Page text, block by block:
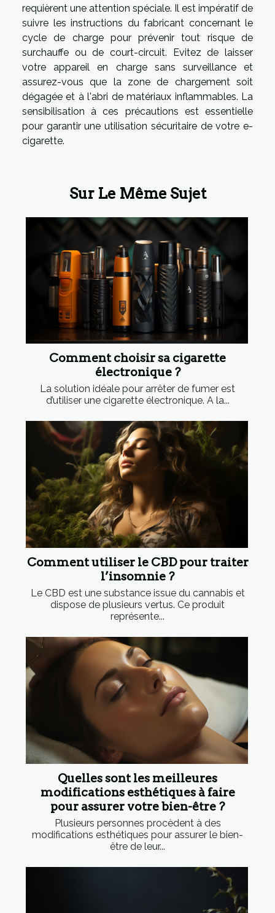
requièrent une attention spéciale. Il est impératif de
suivre les instructions du fabricant concernant le
cycle de charge pour prévenir tout risque de
surchauffe ou de court-circuit. Evitez de laisser
votre appareil en charge sans surveillance et
assurez-vous que la zone de chargement soit
dégagée et à l'abri de matériaux inflammables. La
sensibilisation à ces précautions est essentielle
pour garantir une utilisation sécuritaire de votre e-
cigarette.
Sur Le Même Sujet
Comment choisir sa cigarette
électronique ?
La solution idéale pour arrêter de fumer est
d’utiliser une cigarette électronique. A la...
Comment utiliser le CBD pour traiter
l’insomnie ?
Le CBD est une substance issue du cannabis et
dispose de plusieurs vertus. Ce produit
représente...
Quelles sont les meilleures
modifications esthétiques à faire
pour assurer votre bien-être ?
Plusieurs personnes procèdent à des
modifications esthétiques pour assurer le bien-
être de leur...